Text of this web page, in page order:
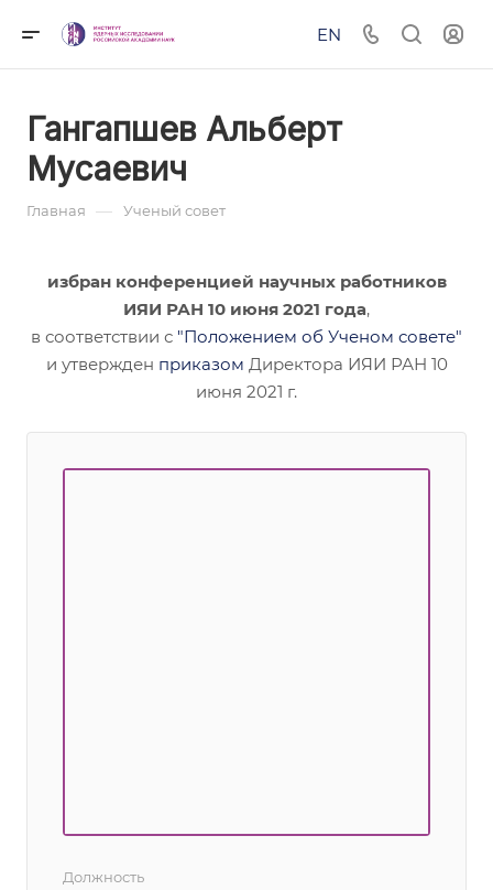
EN
Гангапшев Альберт
Мусаевич
Главная — Ученый совет
избран конференцией научных работников
ИЯИ РАН 10 июня 2021 года,
в соответствии с "Положением об Ученом совете"
и утвержден приказом Директора ИЯИ РАН 10
июня 2021 г.
Должность